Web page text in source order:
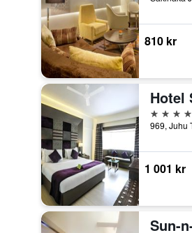
810 kr
4 stjerner
1 001 kr